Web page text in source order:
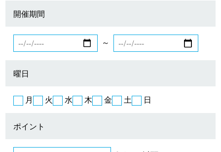
開催期間
～
曜日
月 火 水 木 金 土 日
ポイント